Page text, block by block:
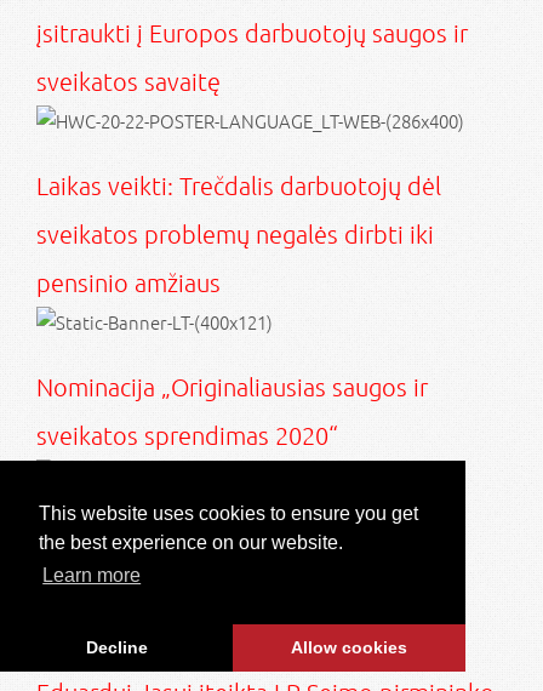
This website uses cookies to ensure you get
the best experience on our website.
Learn more
Decline Allow cookies
įsitraukti į Europos darbuotojų saugos ir
sveikatos savaitę
Laikas veikti: Trečdalis darbuotojų dėl
sveikatos problemų negalės dirbti iki
pensinio amžiaus
Nominacija „Originaliausias saugos ir
sveikatos sprendimas 2020“
SDG forumas „Sauga ir sveikata 2020“
UAB „SDG“ generaliniam direktoriui